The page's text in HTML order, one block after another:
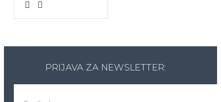
PRIJAVA ZA NEWSLETTER: